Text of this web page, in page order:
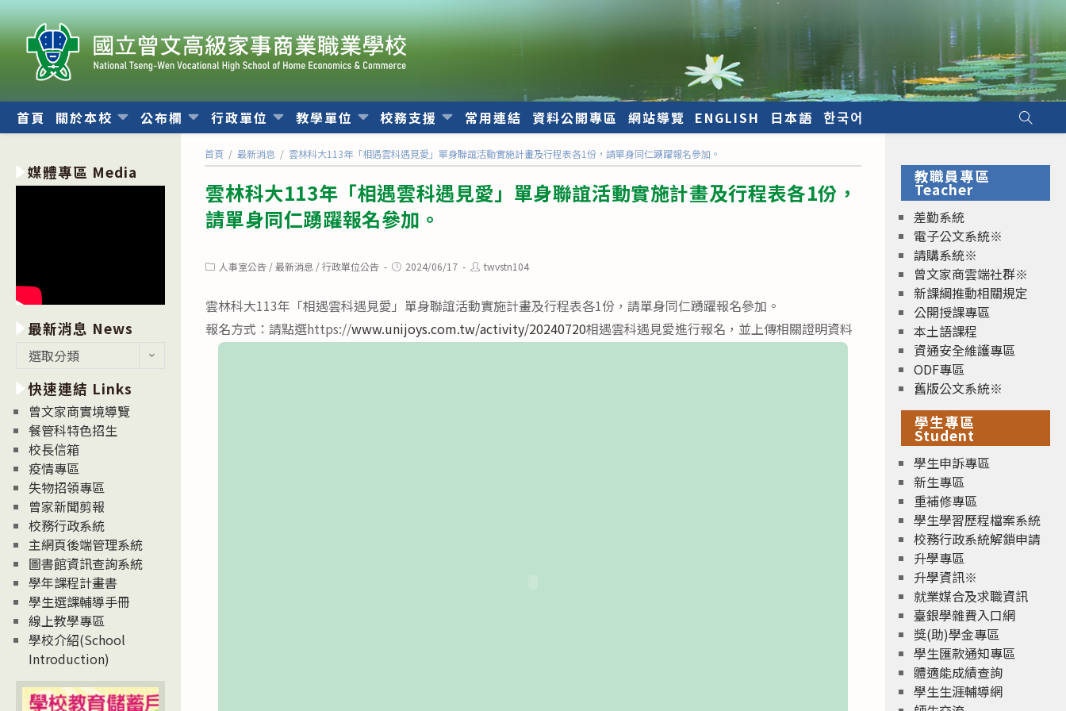
跳
轉
至
內
首頁 關於本校 公布欄 行政單位 教學單位 校務支援 常用連結 資料公開專區 網站導覽 ENGLISH 日本語 한국어
首頁 / 最新消息 / 雲林科大113年「相遇雲科遇見愛」單身聯誼活動實施計畫及行程表各1份，請單身同仁踴躍報名參加。
雲林科大113年「相遇雲科遇見愛」單身聯誼活動實施計畫及行程表各1份，
請單身同仁踴躍報名參加。
Post人事室公告 / 最新消息 / 行政單位公告
Post2024/06/17
Posttwvstn104
雲林科大113年「相遇雲科遇見愛」單身聯誼活動實施計畫及行程表各1份，請單身同仁踴躍報名參加。
報名方式：請點選https://www.unijoys.com.tw/activity/20240720相遇雲科遇見愛進行報名，並上傳相關證明資料
媒體專區 Media
最新消息 News
消
息
News
選取分類
快速連結 Links
曾文家商實境導覽
餐管科特色招生
校長信箱
疫情專區
失物招領專區
曾家新聞剪報
校務行政系統
主網頁後端管理系統
圖書館資訊查詢系統
學年課程計畫書
學生選課輔導手冊
線上教學專區
學校介紹(School
Introduction)
教職員專區
Teacher
差勤系統
電子公文系統※
請購系統※
曾文家商雲端社群※
新課綱推動相關規定
公開授課專區
本土語課程
資通安全維護專區
ODF專區
舊版公文系統※
學生專區
Student
學生申訴專區
新生專區
重補修專區
學生學習歷程檔案系統
校務行政系統解鎖申請
升學專區
升學資訊※
就業媒合及求職資訊
臺銀學雜費入口網
獎(助)學金專區
學生匯款通知專區
體適能成績查詢
學生生涯輔導網